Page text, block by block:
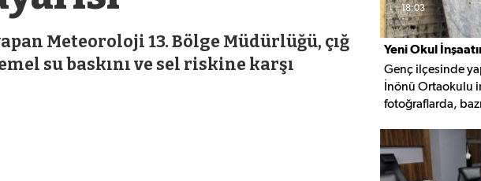
Meteoroloji 13. Bölge Müdürlüğü, çığ
su baskını ve sel riskine karşı
18:03
Yeni Okul
Genç ilçesinde
İnönü Ortaokulu
fotoğraflarda,
donatı demirleri
yapı kalitesine
oluştururken,